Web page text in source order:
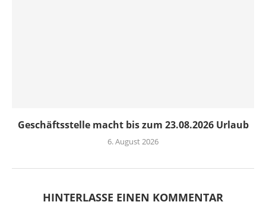
Geschäftsstelle macht bis zum 23.08.2026 Urlaub
6. August 2026
HINTERLASSE EINEN KOMMENTAR